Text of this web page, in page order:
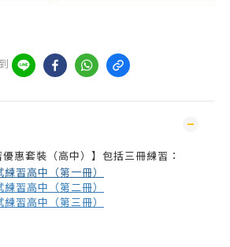
優惠套裝（高中）】包括三冊練習：
習高中（第一冊）
習高中（第二冊）
習高中（第三冊）